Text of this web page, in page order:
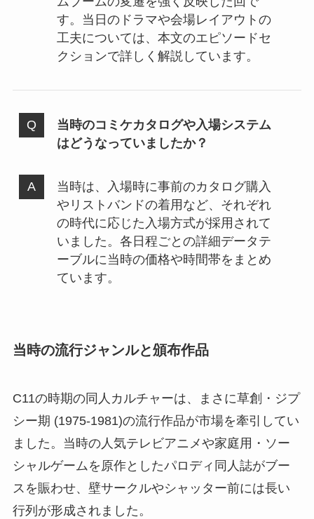
す。当日のドラマや会場レイアウトの
工夫については、本文のエピソードセ
クションで詳しく解説しています。
当時のコミケカタログや入場システム
はどうなっていましたか？
当時は、入場時に事前のカタログ購入
やリストバンドの着用など、それぞれ
の時代に応じた入場方式が採用されて
いました。各日程ごとの詳細データテ
ーブルに当時の価格や時間帯をまとめ
ています。
当時の流行ジャンルと頒布作品
C11の時期の同人カルチャーは、まさに草創・ジプ
シー期 (1975-1981)の流行作品が市場を牽引してい
ました。当時の人気テレビアニメや家庭用・ソー
シャルゲームを原作としたパロディ同人誌がブー
スを賑わせ、壁サークルやシャッター前には長い
行列が形成されました。